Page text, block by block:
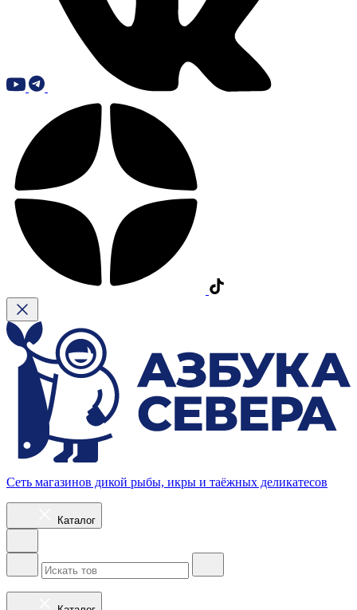
Сеть магазинов дикой рыбы, икры и таёжных деликатесов
Каталог